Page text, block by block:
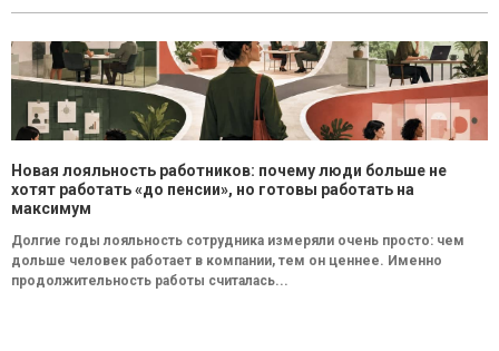
Новая лояльность работников: почему люди больше не
хотят работать «до пенсии», но готовы работать на
максимум
Долгие годы лояльность сотрудника измеряли очень просто: чем
дольше человек работает в компании, тем он ценнее. Именно
продолжительность работы считалась...